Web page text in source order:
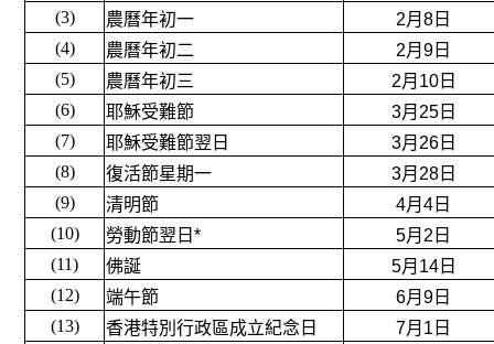
(3)
農曆年初一
2月8日
(4)
農曆年初二
2月9日
(5)
農曆年初三
2月10日
(6)
耶穌受難節
3月25日
(7)
耶穌受難節翌日
3月26日
(8)
復活節星期一
3月28日
(9)
清明節
4月4日
(10)
勞動節翌日*
5月2日
(11)
佛誕
5月14日
(12)
端午節
6月9日
(13)
香港特別行政區成立紀念日
7月1日